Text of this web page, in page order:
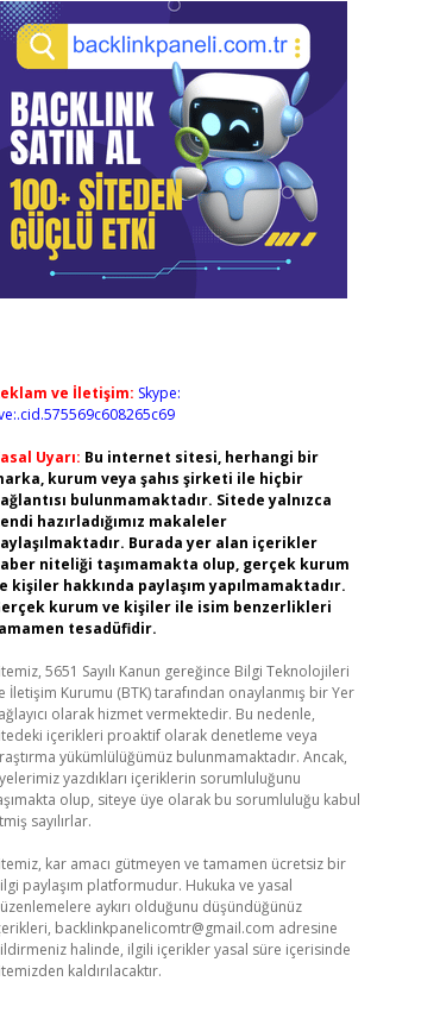
ve İletişim: Skype:
Uyarı: Bu internet sitesi, herhangi bir
kurum veya şahıs şirketi ile hiçbir
bulunmamaktadır. Sitede yalnızca
hazırladığımız makaleler
Burada yer alan içerikler
niteliği taşımamakta olup, gerçek kurum
kişiler hakkında paylaşım yapılmamaktadır.
kurum ve kişiler ile isim benzerlikleri
tesadüfidir.
5651 Sayılı Kanun gereğince Bilgi Teknolojileri
İletişim Kurumu (BTK) tarafından onaylanmış bir Yer
olarak hizmet vermektedir. Bu nedenle,
içerikleri proaktif olarak denetleme veya
yükümlülüğümüz bulunmamaktadır. Ancak,
yazdıkları içeriklerin sorumluluğunu
olup, siteye üye olarak bu sorumluluğu kabul
sayılırlar.
kar amacı gütmeyen ve tamamen ücretsiz bir
paylaşım platformudur. Hukuka ve yasal
aykırı olduğunu düşündüğünüz
backlinkpanelicomtr@gmail.com adresine
halinde, ilgili içerikler yasal süre içerisinde
kaldırılacaktır.